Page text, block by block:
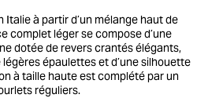
à partir d’un mélange haut de
complet léger se compose d’une
dotée de revers crantés élégants,
légères épaulettes et d’une silhouette
à taille haute est complété par un
réguliers.